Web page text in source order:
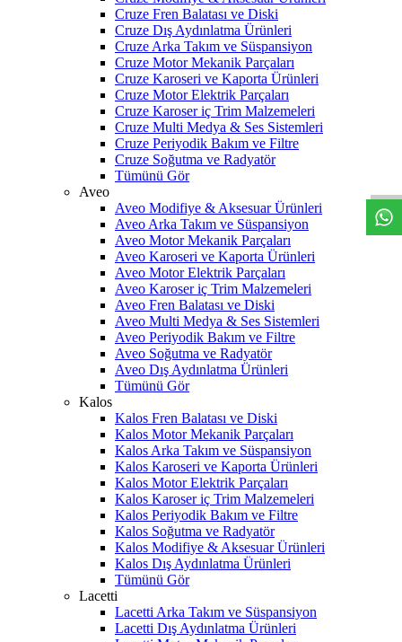
Cruze Fren Balatası ve Diski
Cruze Dış Aydınlatma Ürünleri
Cruze Arka Takım ve Süspansiyon
Cruze Motor Mekanik Parçaları
Cruze Karoseri ve Kaporta Ürünleri
Cruze Motor Elektrik Parçaları
Cruze Karoser iç Trim Malzemeleri
Cruze Multi Medya & Ses Sistemleri
Cruze Periyodik Bakım ve Filtre
Cruze Soğutma ve Radyatör
Tümünü Gör
Aveo
Aveo Modifiye & Aksesuar Ürünleri
Aveo Arka Takım ve Süspansiyon
Aveo Motor Mekanik Parçaları
Aveo Karoseri ve Kaporta Ürünleri
Aveo Motor Elektrik Parçaları
Aveo Karoser iç Trim Malzemeleri
Aveo Fren Balatası ve Diski
Aveo Multi Medya & Ses Sistemleri
Aveo Periyodik Bakım ve Filtre
Aveo Soğutma ve Radyatör
Aveo Dış Aydınlatma Ürünleri
Tümünü Gör
Kalos
Kalos Fren Balatası ve Diski
Kalos Motor Mekanik Parçaları
Kalos Arka Takım ve Süspansiyon
Kalos Karoseri ve Kaporta Ürünleri
Kalos Motor Elektrik Parçaları
Kalos Karoser iç Trim Malzemeleri
Kalos Periyodik Bakım ve Filtre
Kalos Soğutma ve Radyatör
Kalos Modifiye & Aksesuar Ürünleri
Kalos Dış Aydınlatma Ürünleri
Tümünü Gör
Lacetti
Lacetti Arka Takım ve Süspansiyon
Lacetti Dış Aydınlatma Ürünleri